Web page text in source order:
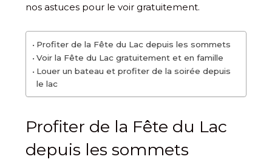
nos astuces pour le voir gratuitement.
​Profiter de la Fête du Lac depuis les sommets
​Voir la Fête du Lac gratuitement et en famille
​Louer un bateau et profiter de la soirée depuis
le lac
​Profiter de la Fête du Lac
depuis les sommets